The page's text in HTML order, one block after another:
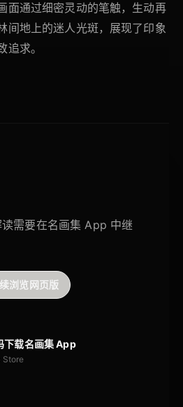
面通过细密灵动的笔触，生动再
间地上的迷人光斑，展现了印象
求。
需要在名画集 App 中继
浏览网页版
下载名画集 App
Store